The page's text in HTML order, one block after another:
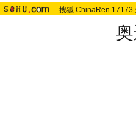
搜狐 ChinaRen 17173